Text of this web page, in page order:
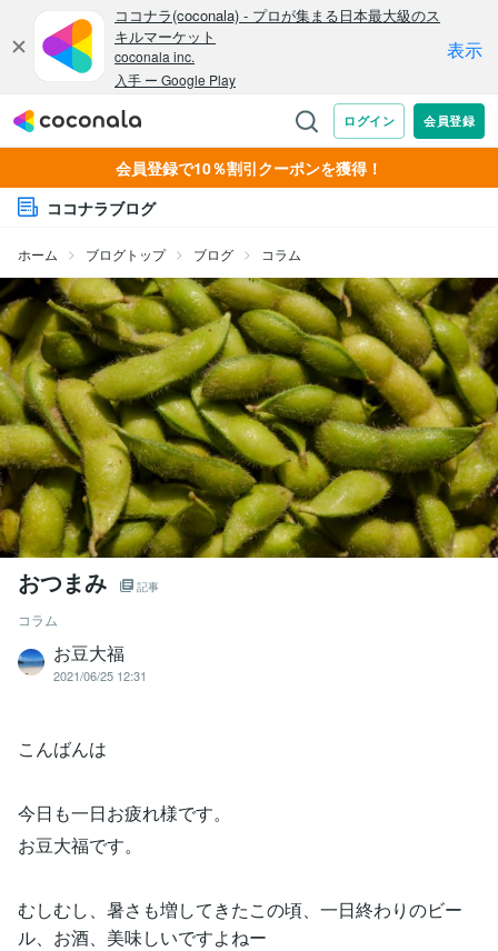
会員登録で10％割引クーポンを獲得！
ココナラブログ
ホーム ブログトップ ブログ コラム
おつまみ 記事
コラム
お豆大福
2021/06/25 12:31
こんばんは
今日も一日お疲れ様です。
お豆大福です。
むしむし、暑さも増してきたこの頃、一日終わりのビー
ル、お酒、美味しいですよねー